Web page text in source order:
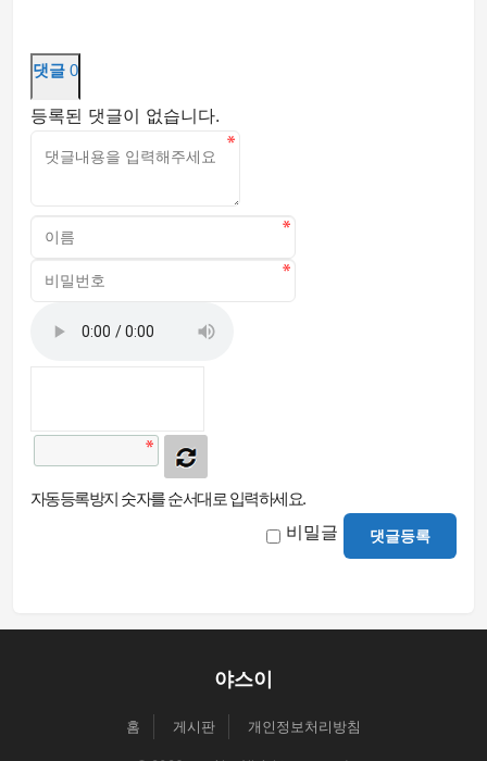
댓글 0
등록된 댓글이 없습니다.
자동등록방지 숫자를 순서대로 입력하세요.
비밀글 댓글등록
야스이
홈 게시판 개인정보처리방침